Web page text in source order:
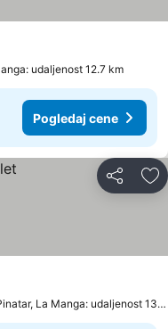
cene
udaljenost 12.7 km
Pogledaj cene
Deli
La Manga: udaljenost